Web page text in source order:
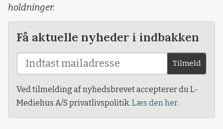
holdninger.
Få aktuelle nyheder i indbakken
Tilmeld
Ved tilmelding af nyhedsbrevet accepterer du L-
Mediehus A/S privatlivspolitik. Læs den her.